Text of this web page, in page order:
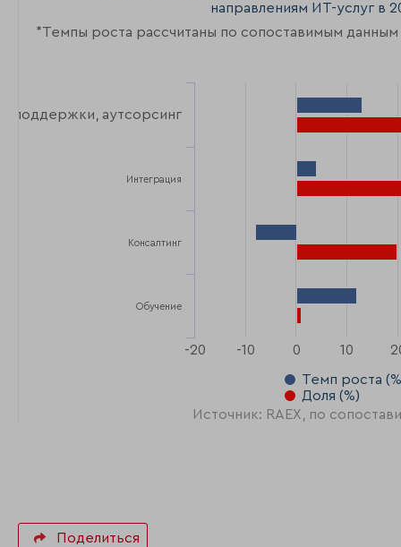
направлениям ИТ-услуг в
*Темпы роста рассчитаны по сопоставимым
Темп роста
Доля (%)
поддержки, аутсорсинг
Интеграция
Консалтинг
Обучение
-20 -10 0 10
Источник: RAEX, по
Поделиться